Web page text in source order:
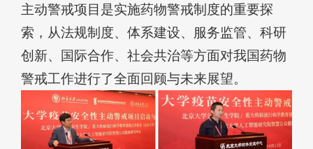
主动警戒项目是实施药物警戒制度的重要探
索，从法规制度、体系建设、服务监管、科研
创新、国际合作、社会共治等方面对我国药物
警戒工作进行了全面回顾与未来展望。